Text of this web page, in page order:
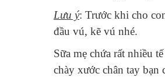
Lưu ý: Trước khi cho
đầu vú, kẽ vú nhé.
Sữa mẹ chứa rất nhiều
chày xước chân tay bạn